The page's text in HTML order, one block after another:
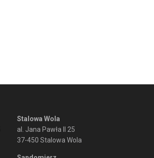
Stalowa Wola
al. Jana Pawła II 25
37-450 Stalowa Wola